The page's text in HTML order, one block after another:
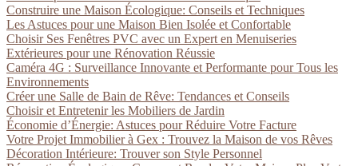
Construire une Maison Écologique: Conseils et Techniques
Les Astuces pour une Maison Bien Isolée et Confortable
Choisir Ses Fenêtres PVC avec un Expert en Menuiseries
Extérieures pour une Rénovation Réussie
Caméra 4G : Surveillance Innovante et Performante pour Tous les
Environnements
Créer une Salle de Bain de Rêve: Tendances et Conseils
Choisir et Entretenir les Mobiliers de Jardin
Économie d’Énergie: Astuces pour Réduire Votre Facture
Votre Projet Immobilier à Gex : Trouvez la Maison de vos Rêves
Décoration Intérieure: Trouver son Style Personnel